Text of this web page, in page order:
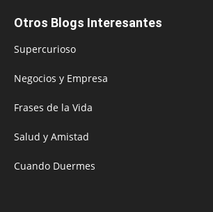
Otros Blogs Interesantes
Supercurioso
Negocios y Empresa
Frases de la Vida
Salud y Amistad
Cuando Duermes